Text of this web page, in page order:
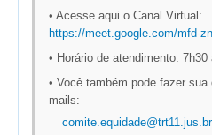
Responsabilidade
Escola Judicial
Programa Trabalho Seguro
Coordenadoria de Saúde
• Acesse aqui o Canal Virtual:
https://meet.google.com/mfd-
• Horário de atendimento: 7h30
• Você também pode fazer
mails:
comite.equidade@trt11.jus.br